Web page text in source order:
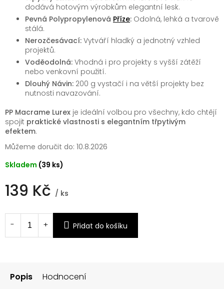
139 Kč / ks
cena:
Skladem (39 ks)
Můžeme doručit do: 10.8.2026
Přidat do košíku
dodává hotovým výrobkům elegantní lesk.
Pevná Polypropylenová Příze: Odolná, lehká a tvarově
stálá.
Nerozčesávací: Vytváří hladký a jednotný vzhled
projektů.
Voděodolná: Vhodná i pro projekty s vyšší zátěží
nebo venkovní použití.
Dlouhý Návin: 200 g vystačí i na větší projekty bez
nutnosti navazování.
PP Macrame Lurex je ideální volbou pro všechny, kdo chtějí
spojit praktické vlastnosti s elegantním třpytivým
efektem.
Popis Hodnocení